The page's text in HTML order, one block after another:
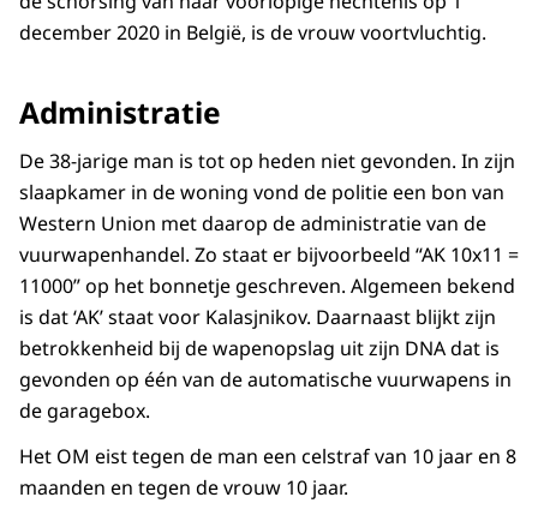
december 2020 in België, is de vrouw voortvluchtig.
Administratie
De 38-jarige man is tot op heden niet gevonden. In zijn
slaapkamer in de woning vond de politie een bon van
Western Union met daarop de administratie van de
vuurwapenhandel. Zo staat er bijvoorbeeld “AK 10x11 =
11000” op het bonnetje geschreven. Algemeen bekend
is dat ‘AK’ staat voor Kalasjnikov. Daarnaast blijkt zijn
betrokkenheid bij de wapenopslag uit zijn DNA dat is
gevonden op één van de automatische vuurwapens in
de garagebox.
Het OM eist tegen de man een celstraf van 10 jaar en 8
maanden en tegen de vrouw 10 jaar.